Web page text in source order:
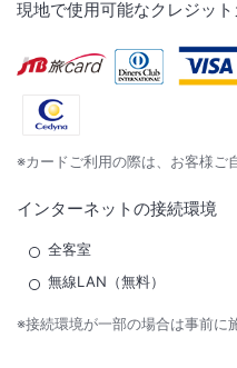
現地で使用可能なクレジット
※カードご利用の際は、お客様ご
インターネットの接続環境
全客室
無線LAN（無料）
※接続環境が一部の場合は事前に